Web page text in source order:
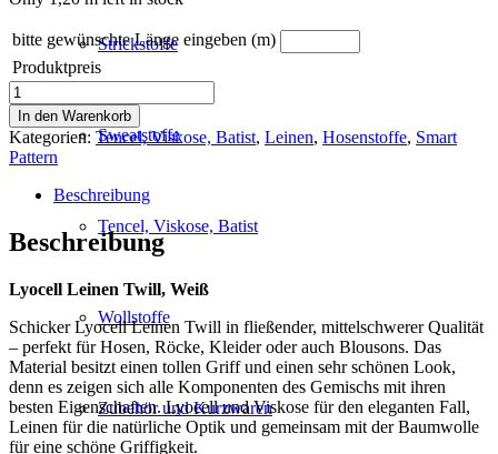
Strickstoffe
Sweatstoffe
Tencel, Viskose, Batist
Wollstoffe
Zubehör und Kurzwaren
bitte gewünschte Länge eingeben (m)
Produktpreis
Lyocell
Leinen
Twill,
Weiß
Menge
In den Warenkorb
Kategorien: Tencel, Viskose, Batist, Leinen, Hosenstoffe, Smart
Pattern
Beschreibung
Beschreibung
Lyocell Leinen Twill, Weiß
Schicker Lyocell Leinen Twill in fließender, mittelschwerer Qualität
– perfekt für Hosen, Röcke, Kleider oder auch Blousons. Das
Material besitzt einen tollen Griff und einen sehr schönen Look,
denn es zeigen sich alle Komponenten des Gemischs mit ihren
besten Eigenschaften. Lyocell und Viskose für den eleganten Fall,
Leinen für die natürliche Optik und gemeinsam mit der Baumwolle
für eine schöne Griffigkeit.